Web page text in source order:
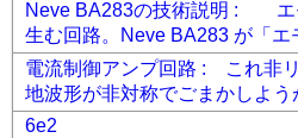
Neve BA283の技術説明 : エ
生む回路。Neve BA283 が「エ
電流制御アンプ回路 : これ非
地波形が非対称でごまかしよう
6e2